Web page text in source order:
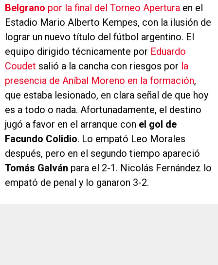
Belgrano por la final del Torneo Apertura en el
Estadio Mario Alberto Kempes, con la ilusión de
lograr un nuevo título del fútbol argentino. El
equipo dirigido técnicamente por Eduardo
Coudet salió a la cancha con riesgos por la
presencia de Aníbal Moreno en la formación,
que estaba lesionado, en clara señal de que hoy
es a todo o nada. Afortunadamente, el destino
jugó a favor en el arranque con el gol de
Facundo Colidio. Lo empató Leo Morales
después, pero en el segundo tiempo apareció
Tomás Galván para el 2-1. Nicolás Fernández lo
empató de penal y lo ganaron 3-2.